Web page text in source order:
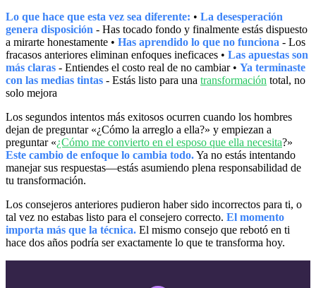
Lo que hace que esta vez sea diferente: • La desesperación
genera disposición - Has tocado fondo y finalmente estás dispuesto
a mirarte honestamente • Has aprendido lo que no funciona - Los
fracasos anteriores eliminan enfoques ineficaces • Las apuestas son
más claras - Entiendes el costo real de no cambiar • Ya terminaste
con las medias tintas - Estás listo para una transformación total, no
solo mejora
Los segundos intentos más exitosos ocurren cuando los hombres
dejan de preguntar «¿Cómo la arreglo a ella?» y empiezan a
preguntar «¿Cómo me convierto en el esposo que ella necesita?»
Este cambio de enfoque lo cambia todo.Ya no estás intentando
manejar sus respuestas—estás asumiendo plena responsabilidad de
tu transformación.
Los consejeros anteriores pudieron haber sido incorrectos para ti, o
tal vez no estabas listo para el consejero correcto. El momento
importa más que la técnica. El mismo consejo que rebotó en ti
hace dos años podría ser exactamente lo que te transforma hoy.